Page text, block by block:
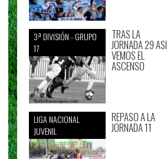
3ª DIVISIÓN - GRUPO
17
TRAS LA
JORNADA 29 ASI
VEMOS EL
ASCENSO
LIGA NACIONAL
JUVENIL
REPASO A LA
JORNADA 11